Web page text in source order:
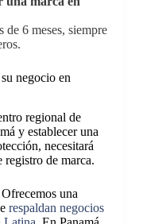
de 6 meses, siempre
negocio en
regional de
y establecer una
necesitará
registro de marca.
una
respaldan negocios